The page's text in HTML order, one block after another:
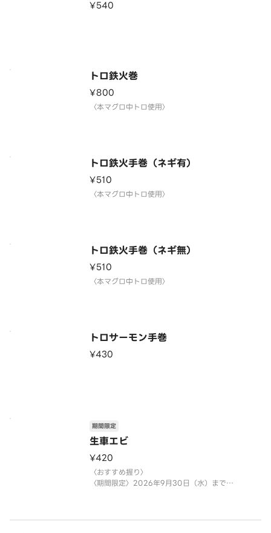
¥540
トロ鉄火巻
¥800
〈本マグロ中トロ使用〉
トロ鉄火手巻（ネギ有）
¥510
〈本マグロ中トロ使用〉
トロ鉄火手巻（ネギ無）
¥510
〈本マグロ中トロ使用〉
トロサーモン手巻
¥430
生車エビ
期間限定
¥420
〈おすすめ握り〉
〈期間限定〉2026年9月30日（水）まで